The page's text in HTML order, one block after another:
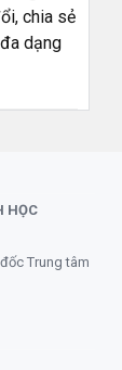
chia sẻ
dạng
HỌC
đốc Trung tâm